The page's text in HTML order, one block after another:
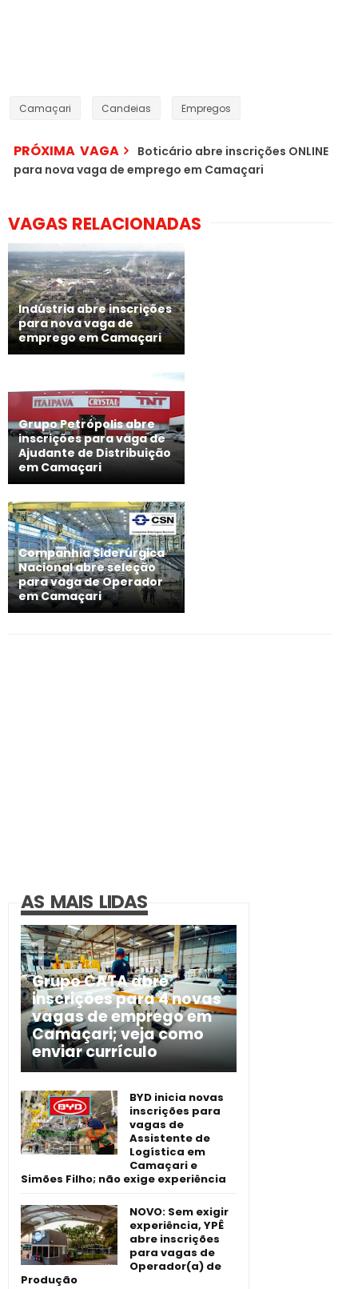
Camaçari Candeias Empregos
PRÓXIMA VAGA
Boticário abre inscrições ONLINE
para nova vaga de emprego em Camaçari
VAGAS RELACIONADAS
Indústria abre inscrições
para nova vaga de
emprego em Camaçari
Grupo Petrópolis abre
inscrições para vaga de
Ajudante de Distribuição
em Camaçari
Companhia Siderúrgica
Nacional abre seleção
para vaga de Operador
em Camaçari
AS MAIS LIDAS
Grupo CATA abre
inscrições para 4 novas
vagas de emprego em
Camaçari; veja como
enviar currículo
BYD inicia novas
inscrições para
vagas de
Assistente de
Logística em
Camaçari e
Simões Filho; não exige experiência
NOVO: Sem exigir
experiência, YPÊ
abre inscrições
para vagas de
Operador(a) de
Produção